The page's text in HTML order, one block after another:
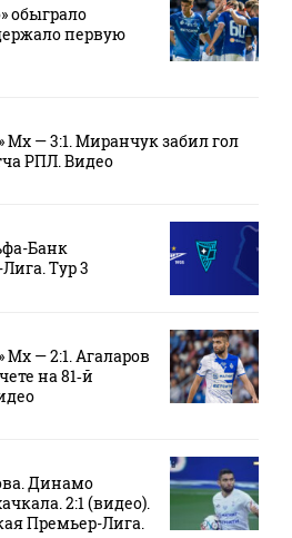
обыграло
первую
— 3:1. Миранчук забил гол
РПЛ. Видео
Банк
Тур 3
— 2:1. Агаларов
на 81‑й
Динамо
2:1 (видео).
Премьер-Лига.